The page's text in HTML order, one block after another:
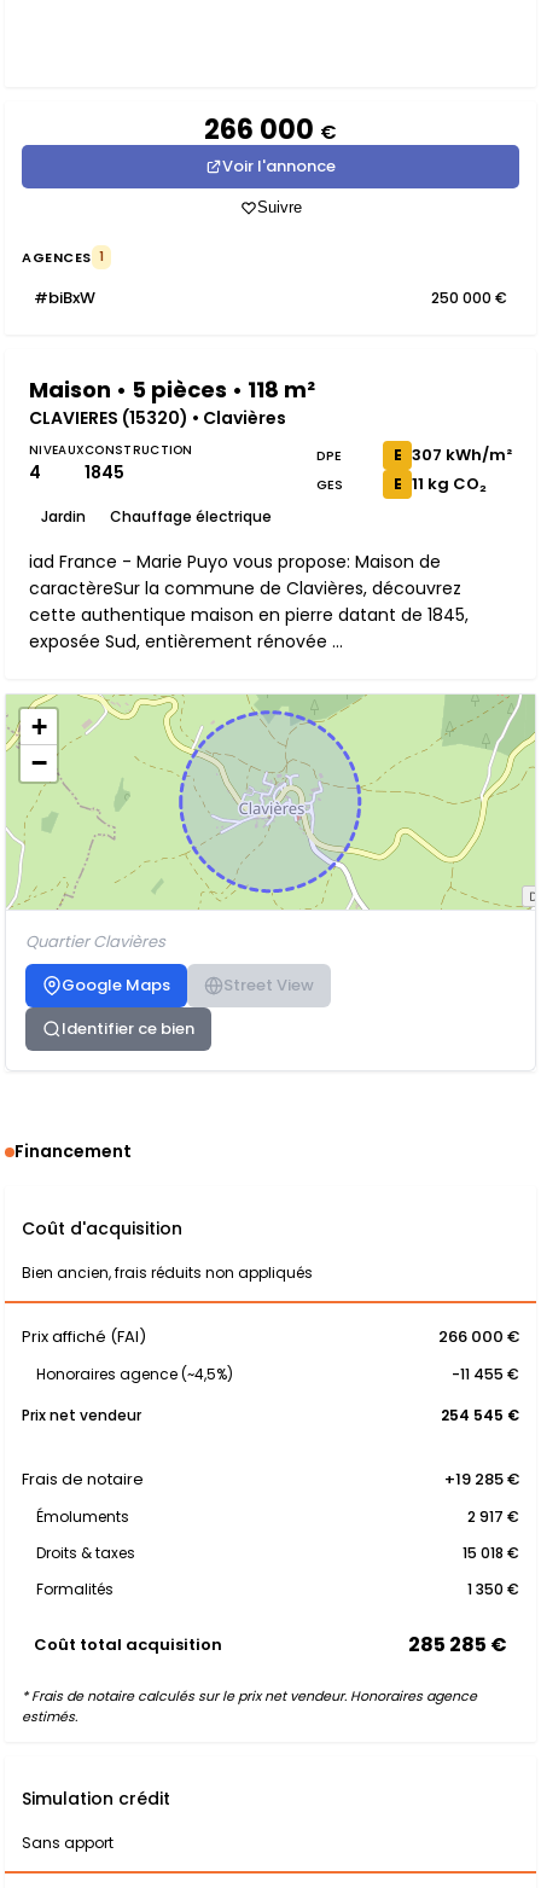
266 000 €
Voir l'annonce
Suivre
AGENCES 1
#biBxW 250 000 €
Maison • 5 pièces • 118 m²
CLAVIERES (15320) • Clavières
NIVEAUX
4
CONSTRUCTION
1845
Jardin Chauffage électrique
DPE E 307 kWh/m²
GES E 11 kg CO₂
iad France - Marie Puyo vous propose: Maison de
caractèreSur la commune de Clavières, découvrez
cette authentique maison en pierre datant de 1845,
exposée Sud, entièrement rénovée ...
+
−
Quartier Clavières
Google Maps
Street View
Identifier ce bien
Financement
Coût d'acquisition
Bien ancien, frais réduits non appliqués
Prix affiché (FAI) 266 000 €
Honoraires agence (~4,5%)
-11 455 €
Prix net vendeur
254 545 €
Frais de notaire +19 285 €
Émoluments
2 917 €
Droits & taxes
15 018 €
Formalités
1 350 €
Coût total acquisition 285 285 €
* Frais de notaire calculés sur le prix net vendeur. Honoraires agence
estimés.
Simulation crédit
Sans apport